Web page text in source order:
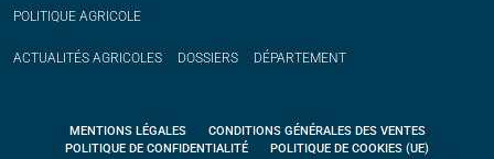
POLITIQUE AGRICOLE
ACTUALITÉS AGRICOLES DOSSIERS DÉPARTEMENT
MENTIONS LÉGALES
CONDITIONS GÉNÉRALES DES VENTES
POLITIQUE DE CONFIDENTIALITÉ
POLITIQUE DE COOKIES (UE)